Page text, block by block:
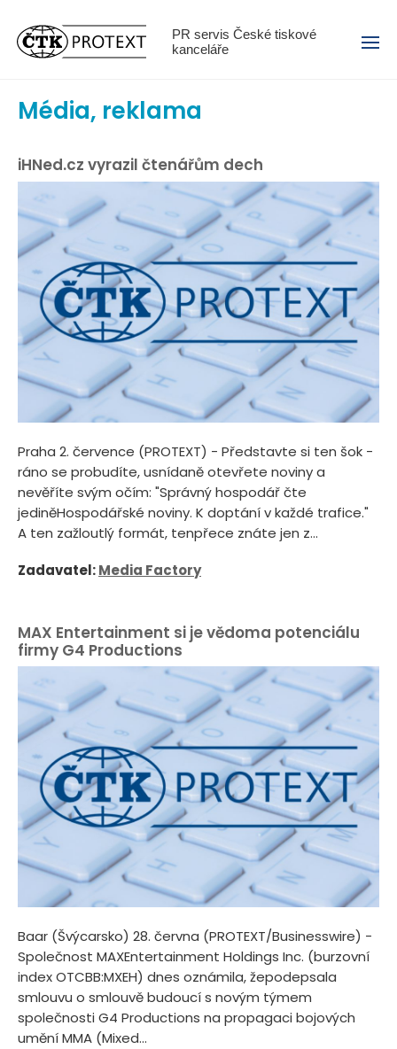
PR servis České tiskové
kanceláře
Menu
Média, reklama
iHNed.cz vyrazil čtenářům dech
Praha 2. července (PROTEXT) - Představte si ten šok -
ráno se probudíte, usnídaně otevřete noviny a
nevěříte svým očím: "Správný hospodář čte
jediněHospodářské noviny. K doptání v každé trafice."
A ten zažloutlý formát, tenpřece znáte jen z...
Zadavatel:Media Factory
MAX Entertainment si je vědoma potenciálu
firmy G4 Productions
Baar (Švýcarsko) 28. června (PROTEXT/Businesswire) -
Společnost MAXEntertainment Holdings Inc. (burzovní
index OTCBB:MXEH) dnes oznámila, žepodepsala
smlouvu o smlouvě budoucí s novým týmem
společnosti G4 Productions na propagaci bojových
umění MMA (Mixed...